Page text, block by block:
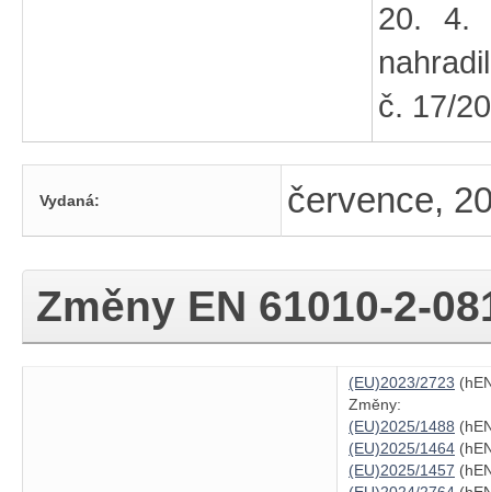
20. 4.
č. 17/
Vydaná: července,
Změny EN 61010-2-
(EU)2023/2723
Změny:
(EU)2025/1488
(EU)2025/1464
(EU)2025/1457